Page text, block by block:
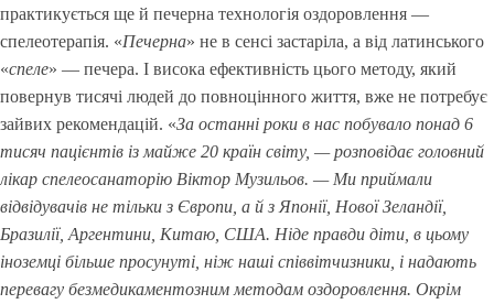
практикується ще й печерна технологія оздоровлення —
спелеотерапія. «Печерна» не в сенсі застаріла, а від латинського
«спеле» — печера. І висока ефективність цього методу, який
повернув тисячі людей до повноцінного життя, вже не потребує
зайвих рекомендацій. «За останні роки в нас побувало понад 6
тисяч пацієнтів із майже 20 країн світу, — розповідає головний
лікар спелеосанаторію Віктор Музильов. — Ми приймали
відвідувачів не тільки з Європи, а й з Японії, Нової Зеландії,
Бразилії, Аргентини, Китаю, США. Ніде правди діти, в цьому
іноземці більше просунуті, ніж наші співвітчизники, і надають
перевагу безмедикаментозним методам оздоровлення. Окрім